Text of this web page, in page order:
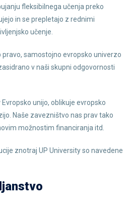
fleksibilnega učenja preko
in se prepletajo z rednimi
učenje.
samostojno evropsko univerzo
v naši skupni odgovornosti
unijo, oblikuje evropsko
Naše zavezništvo nas prav tako
možnostim financiranja itd.
znotraj UP University so navedene